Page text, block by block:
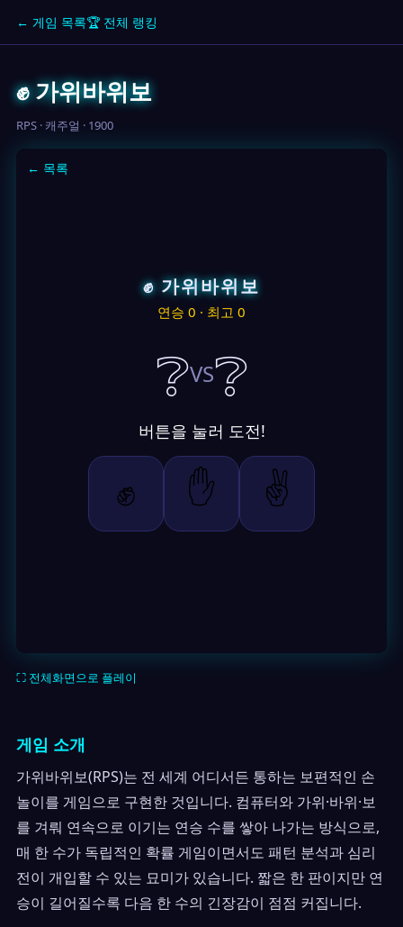
← 게임 목록🏆 전체 랭킹
✊ 가위바위보
RPS · 캐주얼 · 1900
⛶ 전체화면으로 플레이
게임 소개
가위바위보(RPS)는 전 세계 어디서든 통하는 보편적인 손
놀이를 게임으로 구현한 것입니다. 컴퓨터와 가위·바위·보
를 겨뤄 연속으로 이기는 연승 수를 쌓아 나가는 방식으로,
매 한 수가 독립적인 확률 게임이면서도 패턴 분석과 심리
전이 개입할 수 있는 묘미가 있습니다. 짧은 한 판이지만 연
승이 길어질수록 다음 한 수의 긴장감이 점점 커집니다.